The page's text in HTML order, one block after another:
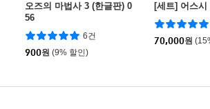
오즈의 마법사 3 (한글판) 0
56
6건
900원 (9% 할인)
[세트] 어스
70,000원